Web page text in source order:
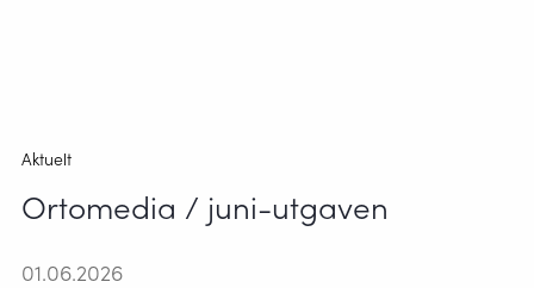
Aktuelt
Ortomedia / juni-utgaven
01.06.2026